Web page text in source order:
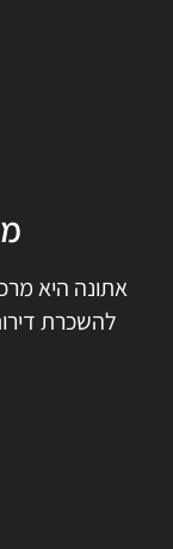
אתונה היא
להשכרת